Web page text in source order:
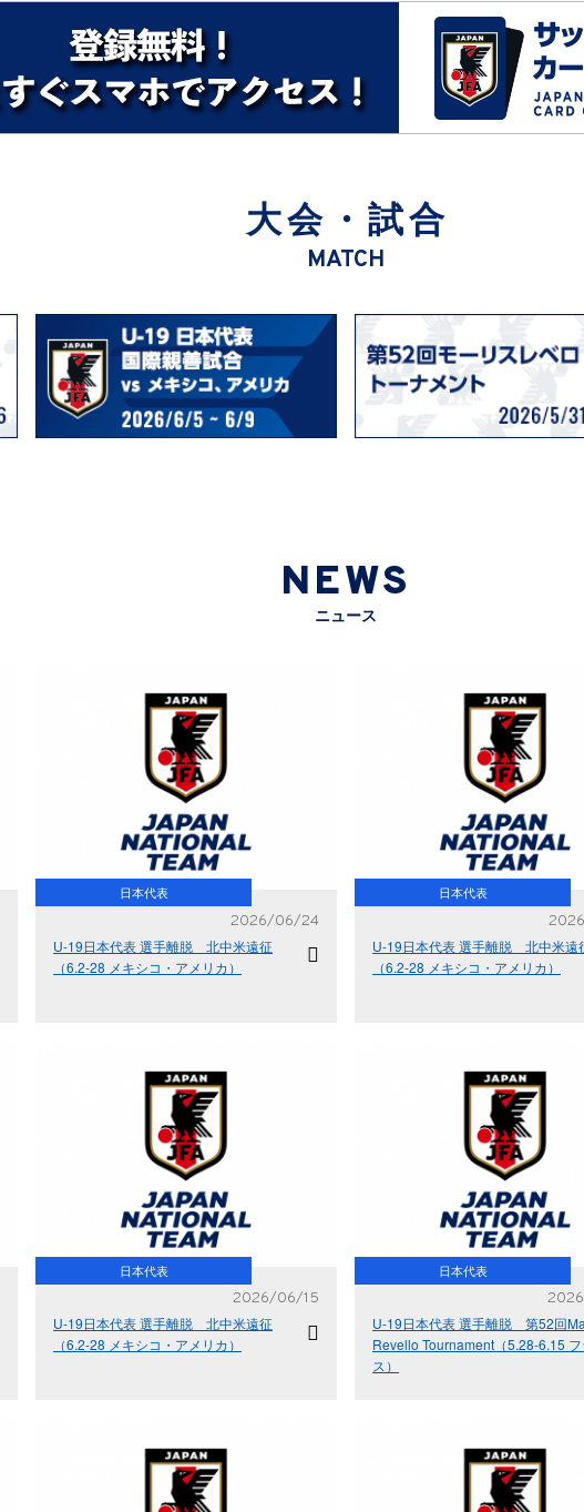
大会・試合
MATCH
NEWS
ニュース
日本代表
2026/06/24
U-19日本代表 選手離脱 北中米遠征
（6.2-28 メキシコ・アメリカ）
日本代表
U-19日本代表 選手離脱 北中米遠
（6.2-28 メキシコ・アメリカ）
日本代表
2026/06/15
U-19日本代表 選手離脱 北中米遠征
（6.2-28 メキシコ・アメリカ）
日本代表
U-19日本代表 選手離脱 第52回
Revello Tournament（5.28-6.15 フ
ス）